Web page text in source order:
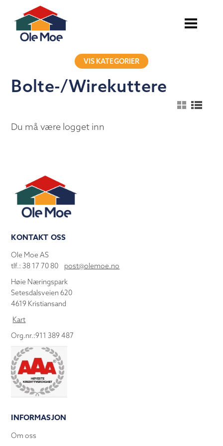
VIS KATEGORIER
Bolte-/Wirekuttere
Du må være logget inn
KONTAKT OSS
Ole Moe AS
tlf.: 38 17 70 80 post@olemoe.no
Høie Næringspark
Setesdalsveien 620
4619 Kristiansand
Kart
Org.nr.:911 389 487
INFORMASJON
Om oss